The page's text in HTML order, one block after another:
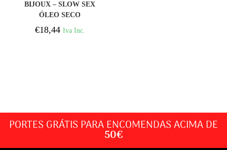
BIJOUX – SLOW SEX
ÓLEO SECO
ILUMINANTE
MULTIFUNÕES 30 ML
€18,44 Iva Inc.
PORTES GRÁTIS PARA ENCOMENDAS ACIMA DE
50€